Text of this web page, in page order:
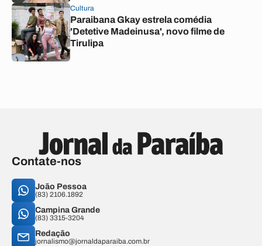
Cultura
Paraibana Gkay estrela comédia
'Detetive Madeinusa', novo filme de
Tirulipa
Contate-nos
João Pessoa
(83) 2106.1892
Campina Grande
(83) 3315-3204
Redação
jornalismo@jornaldaparaiba.com.br